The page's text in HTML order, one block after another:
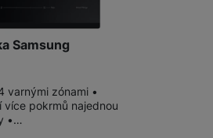
Samsung
varnými zónami •
více pokrmů najednou
•…